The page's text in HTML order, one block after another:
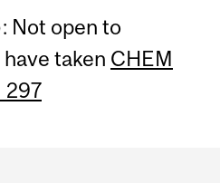
Not open to
taken CHEM
297